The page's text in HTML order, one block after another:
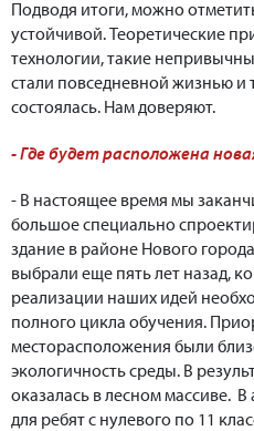
Подводя итоги, можно
устойчивой. Теоретические
технологии, такие
стали повседневной жизнью
состоялась. Нам доверяют.
- Где будет расположена
- В настоящее время мы
большое специально
здание в районе Нового
выбрали еще пять лет назад,
реализации наших идей
полного цикла обучения.
месторасположения были
экологичность среды. В
оказалась в лесном массиве.
для ребят с нулевого по 11